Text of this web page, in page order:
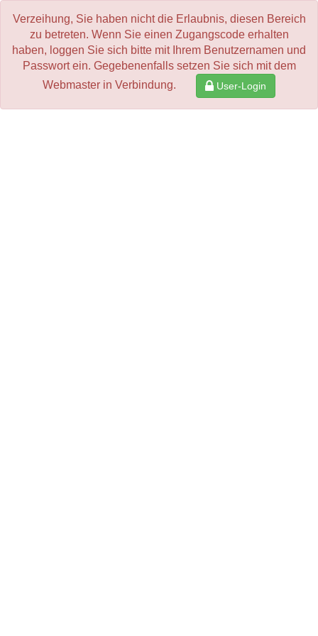
Verzeihung, Sie haben nicht die Erlaubnis, diesen Bereich
zu betreten. Wenn Sie einen Zugangscode erhalten
haben, loggen Sie sich bitte mit Ihrem Benutzernamen und
Passwort ein. Gegebenenfalls setzen Sie sich mit dem
Webmaster in Verbindung.
User-Login